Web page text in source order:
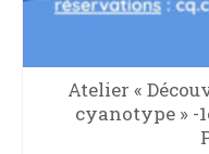
Atelier «
cyanotype » -